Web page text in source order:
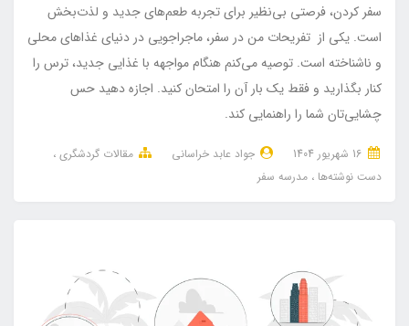
سفر کردن، فرصتی بی‌نظیر برای تجربه طعم‌های جدید و لذت‌بخش
است. یکی از تفریحات من در سفر، ماجراجویی در دنیای غذاهای محلی
و ناشناخته است. توصیه می‌کنم هنگام مواجهه با غذایی جدید، ترس را
کنار بگذارید و فقط یک بار آن را امتحان کنید. اجازه دهید حس
چشایی‌تان شما را راهنمایی کند.
جواد عابد خراسانی
مقالات گردشگری
دست نوشته‌ها
مدرسه سفر